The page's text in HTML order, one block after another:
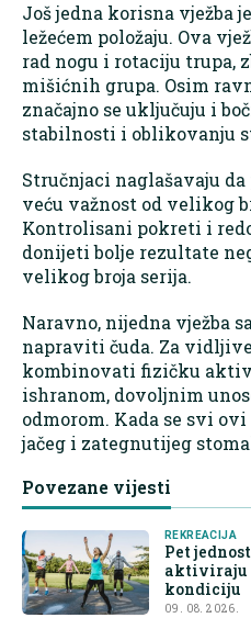
Još jedna korisna vježba
ležećem položaju. Ova
rad nogu i rotaciju trupa,
mišićnih grupa. Osim
značajno se uključuju i
stabilnosti i oblikovanju
Stručnjaci naglašavaju
veću važnost od velikog
Kontrolisani pokreti i
donijeti bolje rezultate
velikog broja serija.
Naravno, nijedna vježba
napraviti čuda. Za
kombinovati fizičku
ishranom, dovoljnim
odmorom. Kada se svi
jačeg i zategnutijeg
Povezane vijesti
REKREACIJA
Pet
aktiviraju
kondiciju
09. 08. 2026.